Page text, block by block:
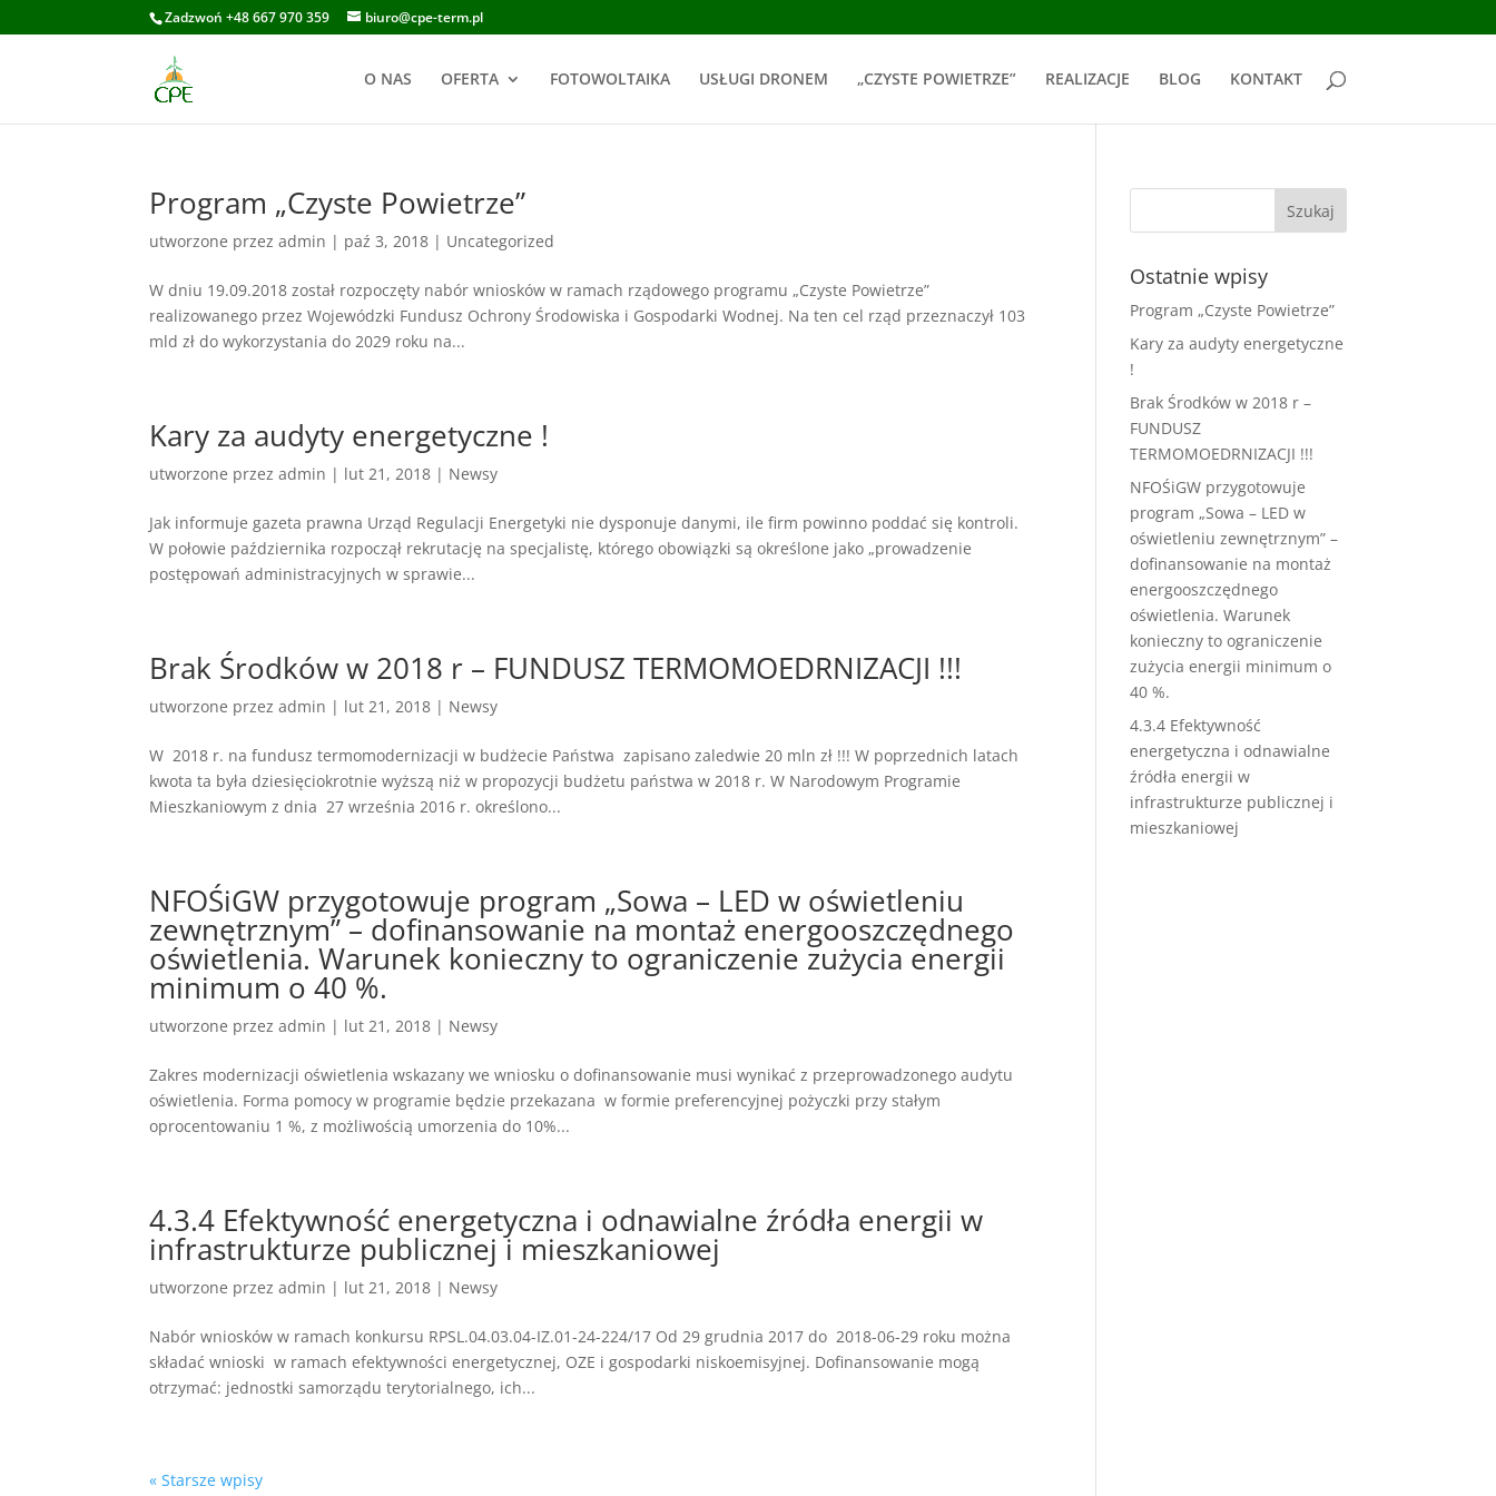
Zadzwoń +48 667 970 359 biuro@cpe-term.pl
O NAS OFERTA FOTOWOLTAIKA USŁUGI DRONEM „CZYSTE POWIETRZE” REALIZACJE BLOG KONTAKT
Program „Czyste Powietrze”
utworzone przezadmin | paź 3, 2018 | Uncategorized
W dniu 19.09.2018 został rozpoczęty nabór wniosków w ramach rządowego programu „Czyste Powietrze”
realizowanego przez Wojewódzki Fundusz Ochrony Środowiska i Gospodarki Wodnej. Na ten cel rząd przeznaczył 103
mld zł do wykorzystania do 2029 roku na...
Kary za audyty energetyczne !
utworzone przezadmin | lut 21, 2018 | Newsy
Jak informuje gazeta prawna Urząd Regulacji Energetyki nie dysponuje danymi, ile firm powinno poddać się kontroli.
W połowie października rozpoczął rekrutację na specjalistę, którego obowiązki są określone jako „prowadzenie
postępowań administracyjnych w sprawie...
Brak Środków w 2018 r – FUNDUSZ TERMOMOEDRNIZACJI !!!
utworzone przezadmin | lut 21, 2018 | Newsy
W 2018 r. na fundusz termomodernizacji w budżecie Państwa zapisano zaledwie 20 mln zł !!! W poprzednich latach
kwota ta była dziesięciokrotnie wyższą niż w propozycji budżetu państwa w 2018 r. W Narodowym Programie
Mieszkaniowym z dnia 27 września 2016 r. określono...
NFOŚiGW przygotowuje program „Sowa – LED w oświetleniu
zewnętrznym” – dofinansowanie na montaż energooszczędnego
oświetlenia. Warunek konieczny to ograniczenie zużycia energii
minimum o 40 %.
utworzone przezadmin | lut 21, 2018 | Newsy
Zakres modernizacji oświetlenia wskazany we wniosku o dofinansowanie musi wynikać z przeprowadzonego audytu
oświetlenia. Forma pomocy w programie będzie przekazana w formie preferencyjnej pożyczki przy stałym
oprocentowaniu 1 %, z możliwością umorzenia do 10%...
4.3.4 Efektywność energetyczna i odnawialne źródła energii w
infrastrukturze publicznej i mieszkaniowej
utworzone przezadmin | lut 21, 2018 | Newsy
Nabór wniosków w ramach konkursu RPSL.04.03.04-IZ.01-24-224/17 Od 29 grudnia 2017 do 2018-06-29 roku można
składać wnioski w ramach efektywności energetycznej, OZE i gospodarki niskoemisyjnej. Dofinansowanie mogą
otrzymać: jednostki samorządu terytorialnego, ich...
« Starsze wpisy
Ostatnie wpisy
Program „Czyste Powietrze”
Kary za audyty energetyczne
!
Brak Środków w 2018 r –
FUNDUSZ
TERMOMOEDRNIZACJI !!!
NFOŚiGW przygotowuje
program „Sowa – LED w
oświetleniu zewnętrznym” –
dofinansowanie na montaż
energooszczędnego
oświetlenia. Warunek
konieczny to ograniczenie
zużycia energii minimum o
40 %.
4.3.4 Efektywność
energetyczna i odnawialne
źródła energii w
infrastrukturze publicznej i
mieszkaniowej